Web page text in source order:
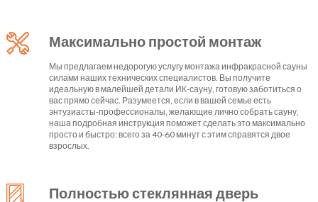
Максимально простой монтаж
Мы предлагаем недорогую услугу монтажа инфракрасной сауны
силами наших технических специалистов. Вы получите
идеальную в малейшей детали ИК-сауну, готовую заботиться о
вас прямо сейчас. Разумеется, если в вашей семье есть
энтузиасты-профессионалы, желающие лично собрать сауну,
наша подробная инструкция поможет сделать это максимально
просто и быстро: всего за 40-60 минут с этим справятся двое
взрослых.
Полностью стеклянная дверь